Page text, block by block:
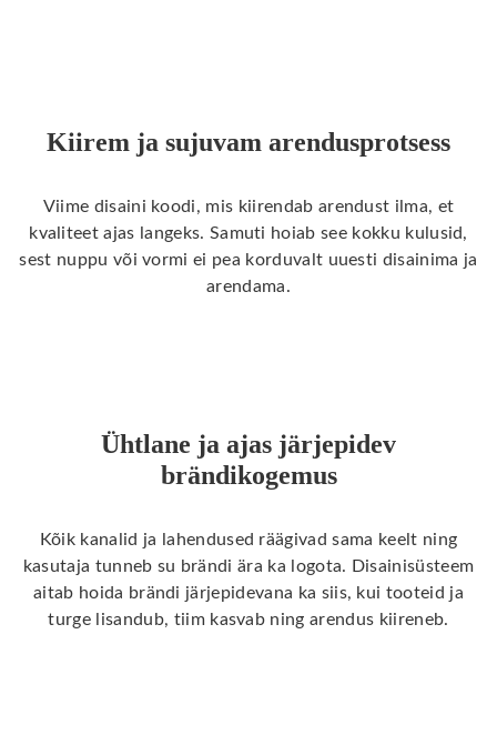
Kiirem ja sujuvam arendusprotsess
Viime disaini koodi, mis kiirendab arendust ilma, et
kvaliteet ajas langeks. Samuti hoiab see kokku kulusid,
sest nuppu või vormi ei pea korduvalt uuesti disainima ja
arendama.
Ühtlane ja ajas järjepidev
brändikogemus
Kõik kanalid ja lahendused räägivad sama keelt ning
kasutaja tunneb su brändi ära ka logota. Disainisüsteem
aitab hoida brändi järjepidevana ka siis, kui tooteid ja
turge lisandub, tiim kasvab ning arendus kiireneb.